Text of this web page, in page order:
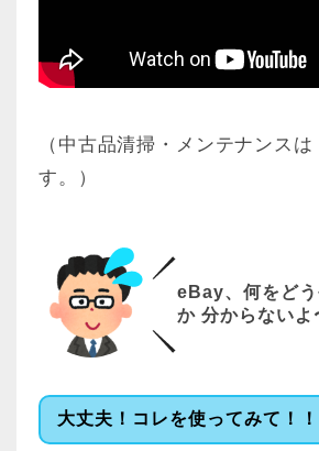
（中古品清掃・メンテナンスは
す。）
eBay、何をど
か 分からないよ
大丈夫！コレを使ってみて！！